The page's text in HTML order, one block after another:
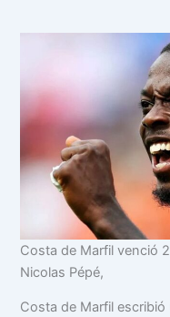
Costa de Marfil venció
Nicolas Pépé,
Costa de Marfil